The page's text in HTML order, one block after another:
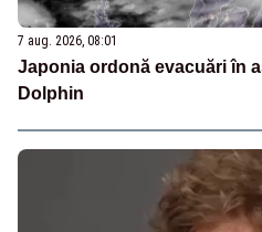
7 aug. 2026, 08:01
Japonia ordonă evacuări în
Dolphin